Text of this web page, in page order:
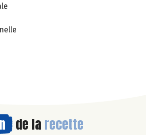
de la recette